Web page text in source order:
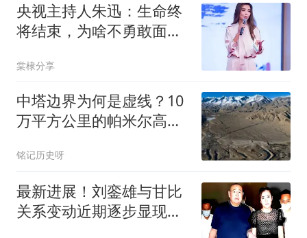
央视主持人朱迅：生命终
将结束，为啥不勇敢面对
棠棣分享
中塔边界为何是虚线？10
万平方公里的帕米尔高
铭记历史呀
最新进展！刘銮雄与甘比
关系变动近期逐步显现苗